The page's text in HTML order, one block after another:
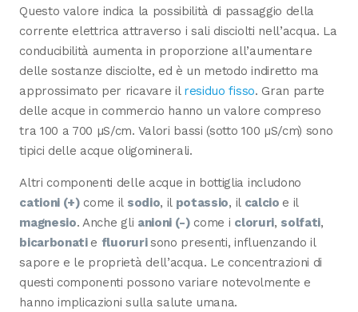
Questo valore indica la possibilità di passaggio della
corrente elettrica attraverso i sali disciolti nell’acqua. La
conducibilità aumenta in proporzione all’aumentare
delle sostanze disciolte, ed è un metodo indiretto ma
approssimato per ricavare il residuo fisso. Gran parte
delle acque in commercio hanno un valore compreso
tra 100 a 700 µS/cm. Valori bassi (sotto 100 µS/cm) sono
tipici delle acque oligominerali.
Altri componenti delle acque in bottiglia includono
cationi (+) come il sodio, il potassio, il calcio e il
magnesio. Anche gli anioni (-) come i cloruri, solfati,
bicarbonati e fluorurisono presenti, influenzando il
sapore e le proprietà dell’acqua. Le concentrazioni di
questi componenti possono variare notevolmente e
hanno implicazioni sulla salute umana.